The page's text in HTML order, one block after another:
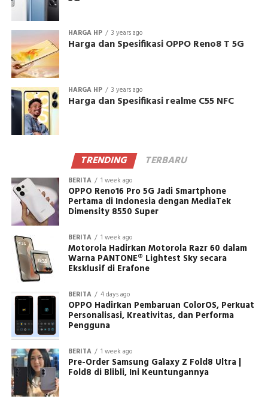
HARGA HP 3 years ago
Harga dan Spesifikasi OPPO Reno8 T 5G
HARGA HP 3 years ago
Harga dan Spesifikasi realme C55 NFC
TRENDING TERBARU
BERITA 1 week ago
OPPO Reno16 Pro 5G Jadi Smartphone
Pertama di Indonesia dengan MediaTek
Dimensity 8550 Super
BERITA 1 week ago
Motorola Hadirkan Motorola Razr 60 dalam
Warna PANTONE® Lightest Sky secara
Eksklusif di Erafone
BERITA 4 days ago
OPPO Hadirkan Pembaruan ColorOS, Perkuat
Personalisasi, Kreativitas, dan Performa
Pengguna
BERITA 1 week ago
Pre-Order Samsung Galaxy Z Fold8 Ultra |
Fold8 di Blibli, Ini Keuntungannya